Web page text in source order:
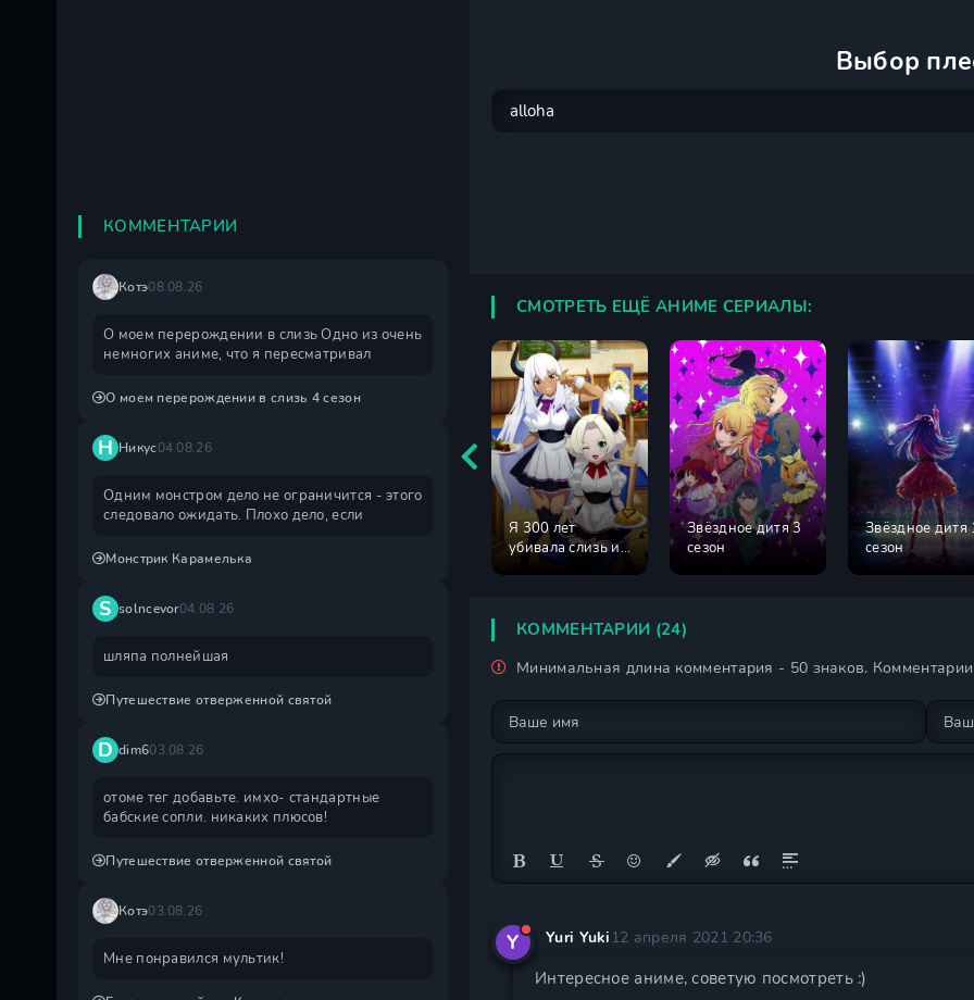
Выбор
СМОТРЕТЬ ЕЩЁ АНИМЕ СЕРИАЛЫ:
Я 300 лет
убивала слизь и
Звёздное дитя 3
сезон
Звёздное дитя
сезон
КОММЕНТАРИИ (24)
Минимальная длина комментария - 50 знаков.
Y Yuri Yuki 12 апреля 2021 20:36
Интересное аниме, советую посмотреть :)
КОММЕНТАРИИ
Котэ08.08.26
О моем перерождении в слизь Одно из очень
немногих аниме, что я пересматривал
О моем перерождении в слизь 4 сезон
Н Никус04.08.26
Одним монстром дело не ограничится - этого
следовало ожидать. Плохо дело, если
Монстрик Карамелька
S solncevor04.08.26
шляпа полнейшая
Путешествие отверженной святой
D dim603.08.26
отоме тег добавьте. имхо- стандартные
бабские сопли. никаких плюсов!
Путешествие отверженной святой
Котэ03.08.26
Мне понравился мультик!